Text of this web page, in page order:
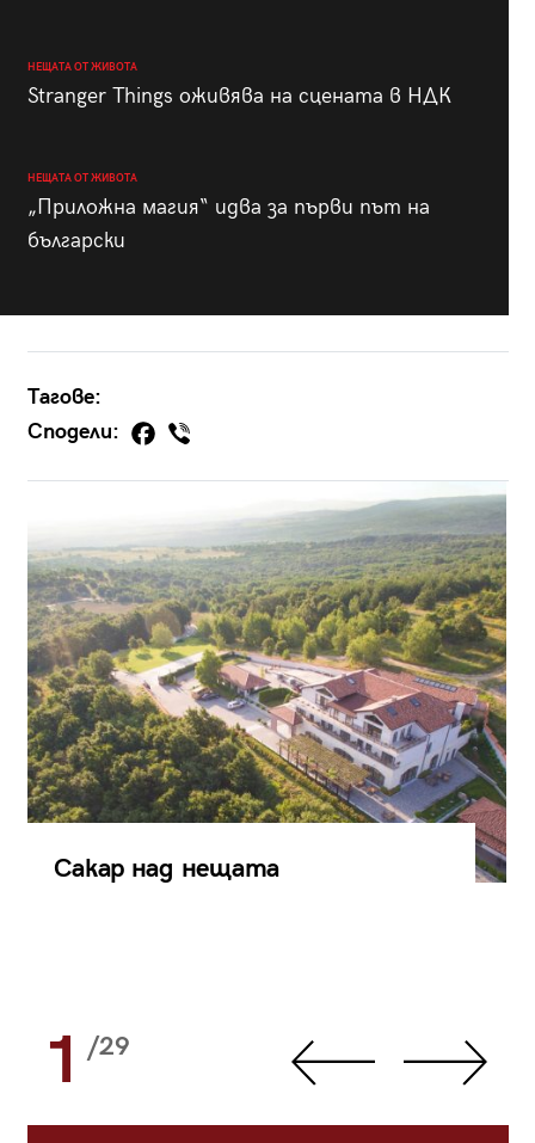
НЕЩАТА ОТ ЖИВОТА
Stranger Things оживява на сцената в НДК
НЕЩАТА ОТ ЖИВОТА
„Приложна магия“ идва за първи път на
български
Тагове:
Сподели:
Сакар над нещата
1 /29